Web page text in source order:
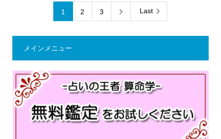
1 2 3  Last
メインメニュー